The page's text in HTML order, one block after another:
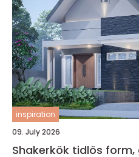
inspiration
09. July 2026
Shakerkök tidlös form, gediget hantverk och